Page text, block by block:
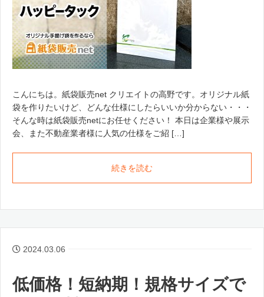
こんにちは。紙袋販売net クリエイトの高野です。オリジナル紙
袋を作りたいけど、どんな仕様にしたらいいか分からない・・・
そんな時は紙袋販売netにお任せください！ 本日は企業様や展示
会、また不動産業者様に人気の仕様をご紹 […]
続きを読む
2024.03.06
低価格！短納期！規格サイズで